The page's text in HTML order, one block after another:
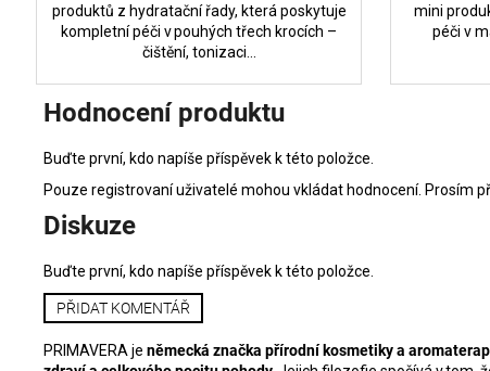
produktů z hydratační řady, která poskytuje
kompletní péči v pouhých třech krocích –
čištění, tonizaci...
mini
péči v
Hodnocení produktu
Buďte první, kdo napíše příspěvek k této položce.
Pouze registrovaní uživatelé mohou vkládat hodnocení. Prosím
Diskuze
Buďte první, kdo napíše příspěvek k této položce.
PŘIDAT KOMENTÁŘ
PRIMAVERA je německá značka přírodní kosmetiky a